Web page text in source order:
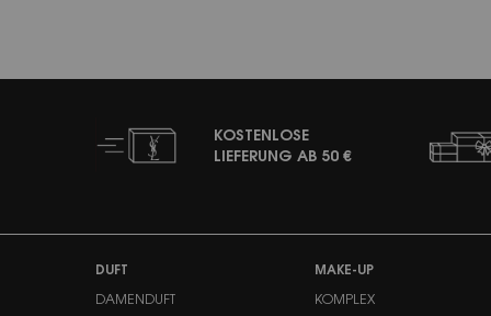
KOSTENLOSE
LIEFERUNG AB 50 €
DUFT
DAMENDUFT
MAKE-UP
KOMPLEX